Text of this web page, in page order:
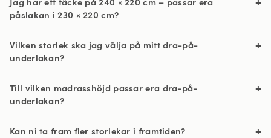
Jag har ett täcke på 240 × 220 cm – passar era
påslakan i 230 × 220 cm?
Vilken storlek ska jag välja på mitt dra-på-
underlakan?
Till vilken madrasshöjd passar era dra-på-
underlakan?
Kan ni ta fram fler storlekar i framtiden?